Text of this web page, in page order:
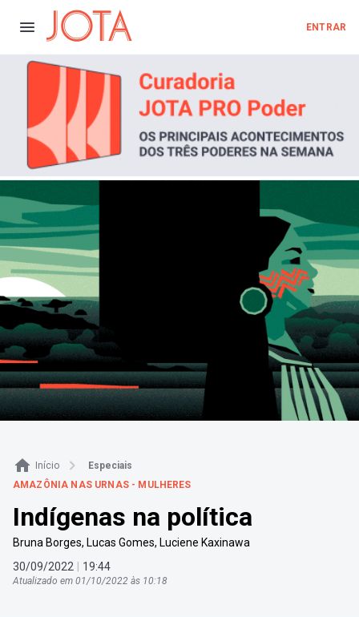
ENTRAR
Início
Especiais
AMAZÔNIA NAS URNAS - MULHERES
Indígenas na política
Bruna Borges, Lucas Gomes, Luciene Kaxinawa
30/09/2022 19:44
Atualizado em 01/10/2022 às 10:18